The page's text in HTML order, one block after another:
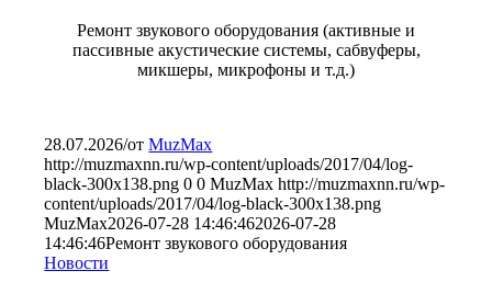
Ремонт звукового оборудования (активные и
пассивные акустические системы, сабвуферы,
микшеры, микрофоны и т.д.)
28.07.2026/отMuzMax
http://muzmaxnn.ru/wp-content/uploads/2017/04/log-
black-300x138.png 0 0 MuzMax http://muzmaxnn.ru/wp-
content/uploads/2017/04/log-black-300x138.png
MuzMax2026-07-28 14:46:462026-07-28
14:46:46Ремонт звукового оборудования
Новости